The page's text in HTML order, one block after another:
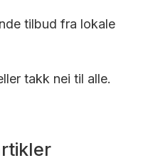
tilbud fra lokale
takk nei til alle.